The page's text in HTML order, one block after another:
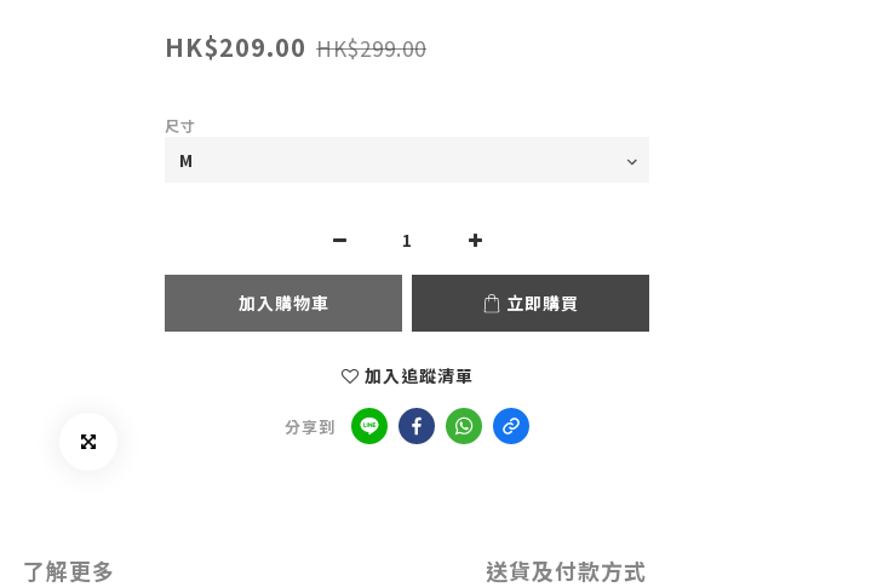
HK$209.00 HK$299.00
尺寸
加入購物車 立即購買
加入追蹤清單
分享到
了解更多 送貨及付款方式